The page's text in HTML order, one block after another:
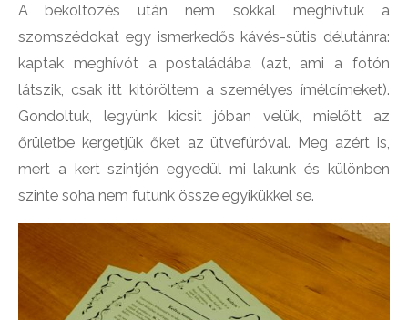
A beköltözés után nem sokkal meghívtuk a
szomszédokat egy ismerkedős kávés-sütis délutánra:
kaptak meghívót a postaládába (azt, ami a fotón
látszik, csak itt kitöröltem a személyes ímélcímeket).
Gondoltuk, legyünk kicsit jóban velük, mielőtt az
őrületbe kergetjük őket az ütvefúróval. Meg azért is,
mert a kert szintjén egyedül mi lakunk és különben
szinte soha nem futunk össze egyikükkel se.